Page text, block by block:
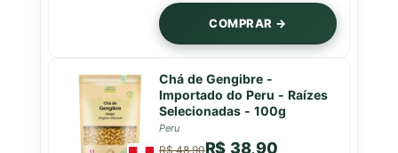
COMPRAR →
Chá de Gengibre -
Importado do Peru - Raízes
Selecionadas - 100g
Peru
R$ 38,90